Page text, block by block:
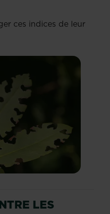
ces indices de leur
LES